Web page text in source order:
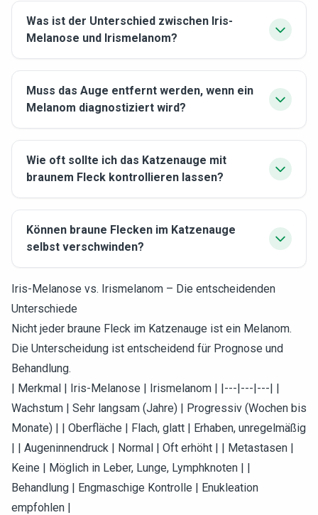
Was ist der Unterschied zwischen Iris-
Melanose und Irismelanom?
Muss das Auge entfernt werden, wenn ein
Melanom diagnostiziert wird?
Wie oft sollte ich das Katzenauge mit
braunem Fleck kontrollieren lassen?
Können braune Flecken im Katzenauge
selbst verschwinden?
Iris-Melanose vs. Irismelanom – Die entscheidenden
Unterschiede
Nicht jeder braune Fleck im Katzenauge ist ein Melanom.
Die Unterscheidung ist entscheidend für Prognose und
Behandlung.
| Merkmal | Iris-Melanose | Irismelanom | |---|---|---| |
Wachstum | Sehr langsam (Jahre) | Progressiv (Wochen bis
Monate) | | Oberfläche | Flach, glatt | Erhaben, unregelmäßig
| | Augeninnendruck | Normal | Oft erhöht | | Metastasen |
Keine | Möglich in Leber, Lunge, Lymphknoten | |
Behandlung | Engmaschige Kontrolle | Enukleation
empfohlen |